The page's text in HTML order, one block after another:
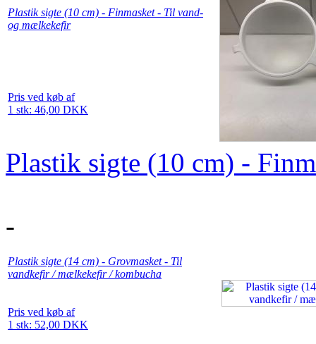
Plastik sigte (10 cm) - Finmasket - Til vand-
og mælkekefir
Pris ved køb af
1 stk: 46,00 DKK
Plastik sigte (10 cm) -
-
Plastik sigte (14 cm) - Grovmasket - Til
vandkefir / mælkekefir / kombucha
Pris ved køb af
1 stk: 52,00 DKK